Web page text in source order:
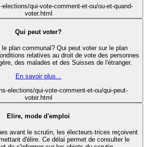
qui-vote-comment-et-ou/ou-et-quand-
voter.html
Qui peut voter?
plan communal? Qui peut voter sur le plan
relatives au droit de vote des personnes
des malades et des Suisses de l'étranger.
En savoir plus...
elections/qui-vote-comment-et-ou/qui-peut-
voter.html
Elire, mode d'emploi
avant le scrutin, les électeurs·trices reçoivent
d'élire. Ce délai permet de consulter le